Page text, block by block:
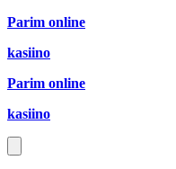
Parim online
kasiino
Parim online
kasiino